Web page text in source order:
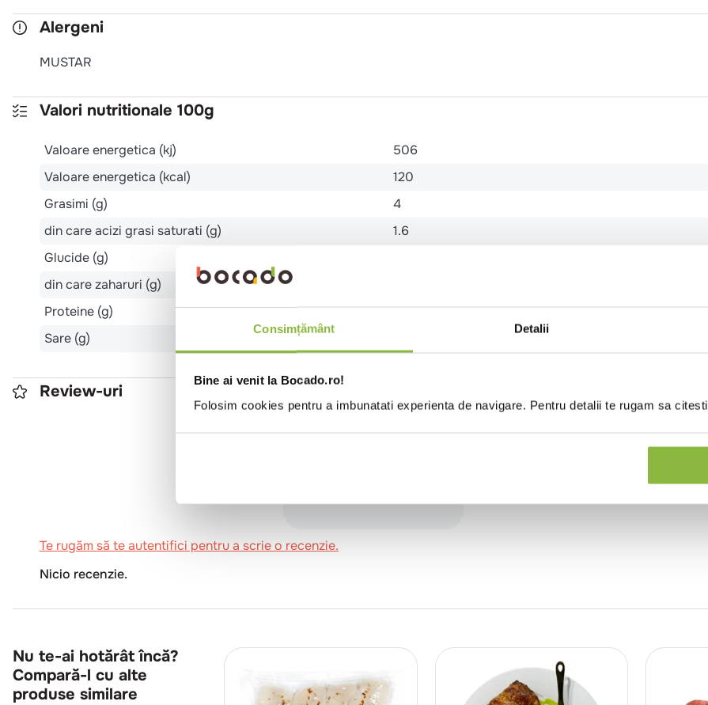
Consimțământ Detalii
Bine ai venit la Bocado.ro!
Folosim cookies pentru a imbunatati experienta de navigare. Pentru detalii te rugam sa citesti
Alergeni
MUSTAR
Valori nutritionale 100g
Valoare energetica (kj)
506
Valoare energetica (kcal)
120
Grasimi (g)
4
din care acizi grasi saturati (g)
1.6
Glucide (g)
din care zaharuri (g)
Proteine (g)
19
Sare (g)
Review-uri
Te rugăm să te autentifici pentru a scrie o recenzie.
Nicio recenzie.
Nu te-ai hotărât încă?
Compară-l cu alte
produse similare